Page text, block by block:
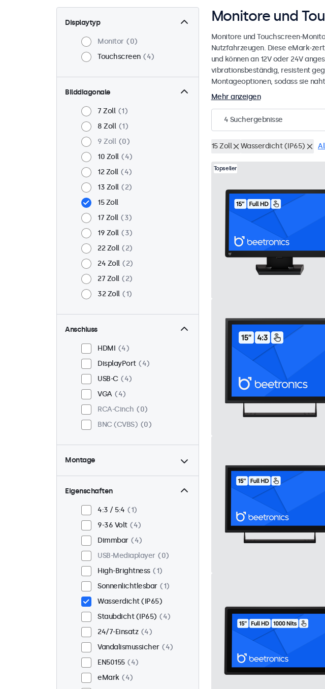
Displaytyp
Monitor
0
Touchscreen
4
Bilddiagonale
7 Zoll
1
8 Zoll
1
9 Zoll
0
10 Zoll
4
12 Zoll
4
13 Zoll
2
15 Zoll
17 Zoll
3
19 Zoll
3
22 Zoll
2
24 Zoll
2
27 Zoll
2
32 Zoll
1
Anschluss
HDMI
4
DisplayPort
4
USB-C
4
VGA
4
RCA-Cinch
0
BNC (CVBS)
0
Montage
Tisch
3
Wand
Panel-Mount
Einbau
3
Rack-Montage (19 Zoll)
VESA 75 x 75
VESA 100 x 100
0
Eigenschaften
4:3 / 5:4
1
9-36 Volt
4
Dimmbar
4
USB-Mediaplayer
0
High-Brightness
1
Sonnenlichtlesbar
1
Wasserdicht (IP65)
Staubdicht (IP65)
4
24/7-Einsatz
4
Vandalismussicher
4
EN50155
4
eMark
4
Monitore und
Monitore und Touchscreen-
Nutzfahrzeugen. Diese eMark-
und können an 12V oder 24V
vibrationsbeständig, resistent
Montageoptionen, sodass sie
Mehr anzeigen
4 Suchergebnisse
15 Zoll Wasserdicht (IP65)
Topseller